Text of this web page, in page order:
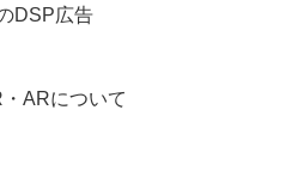
DSP広告
ARについて